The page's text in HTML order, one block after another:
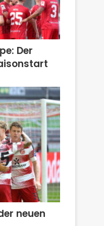
Der
neuen